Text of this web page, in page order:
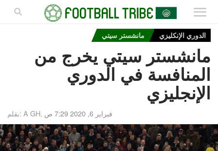
الدوري الإنكليزي مانشستر سيتي
مانشستر سيتي يخرج من
المنافسة في الدوري
الإنجليزي
بقلم: A GH, فبراير 6, 2020 7:29 ص